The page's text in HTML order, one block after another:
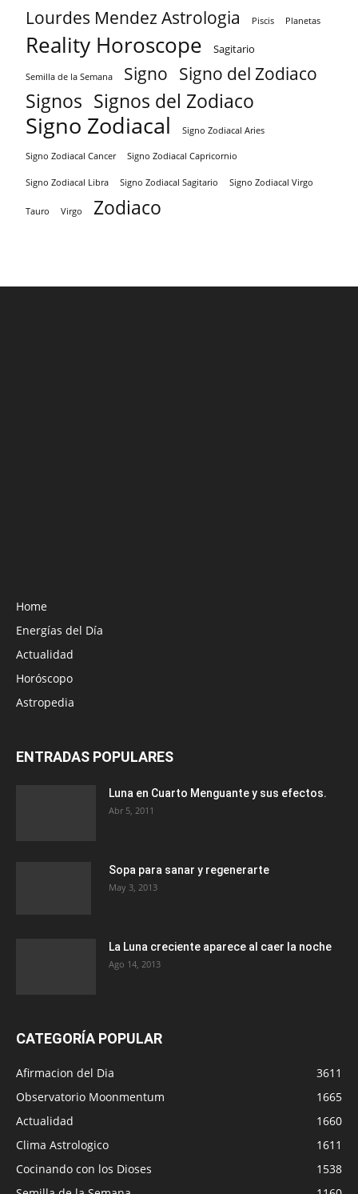
Lourdes Mendez Astrologia Piscis Planetas
Reality Horoscope Sagitario
Semilla de la Semana Signo Signo del Zodiaco
Signos Signos del Zodiaco
Signo Zodiacal Signo Zodiacal Aries
Signo Zodiacal Cancer Signo Zodiacal Capricornio
Signo Zodiacal Libra Signo Zodiacal Sagitario Signo Zodiacal Virgo
Tauro Virgo Zodiaco
Home
Energías del Día
Actualidad
Horóscopo
Astropedia
ENTRADAS POPULARES
Luna en Cuarto Menguante y sus efectos.
Abr 5, 2011
Sopa para sanar y regenerarte
May 3, 2013
La Luna creciente aparece al caer la noche
Ago 14, 2013
CATEGORÍA POPULAR
Afirmacion del Dia
3611
Observatorio Moonmentum
1665
Actualidad
1660
Clima Astrologico
1611
Cocinando con los Dioses
1538